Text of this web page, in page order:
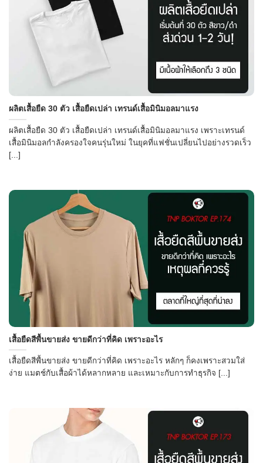
ผลิตเสื้อยืด 30 ตัว เสื้อยืดเปล่า เทรนด์เสื้อมินิมอลมาแรง
ผลิตเสื้อยืด 30 ตัว เสื้อยืดเปล่า เทรนด์เสื้อมินิมอลมาแรง เพราะเทรนด์
เสื้อมินิมอลกำลังครองใจคนรุ่นใหม่ ในยุคที่แฟชั่นเปลี่ยนไปอย่างรวดเร็ว
[...]
เสื้อยืดสีพื้นขายส่ง ขายดีกว่าที่คิด เพราะอะไร
เสื้อยืดสีพื้นขายส่ง ขายดีกว่าที่คิด เพราะอะไร หลักๆ ก็คงเพราะสวมใส่
ง่าย แมตช์กับเสื้อผ้าได้หลากหลาย และเหมาะกับการทำธุรกิจ [...]